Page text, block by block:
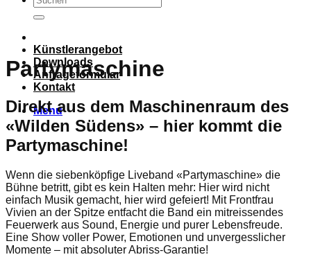
Künstlerangebot
Downloads
Anfrageformular
Kontakt
Menu
Partymaschine
Direkt aus dem Maschinenraum des
«Wilden Südens» – hier kommt die
Partymaschine!
Wenn die siebenköpfige Liveband «Partymaschine» die
Bühne betritt, gibt es kein Halten mehr: Hier wird nicht
einfach Musik gemacht, hier wird gefeiert! Mit Frontfrau
Vivien an der Spitze entfacht die Band ein mitreissendes
Feuerwerk aus Sound, Energie und purer Lebensfreude.
Eine Show voller Power, Emotionen und unvergesslicher
Momente – mit absoluter Abriss-Garantie!